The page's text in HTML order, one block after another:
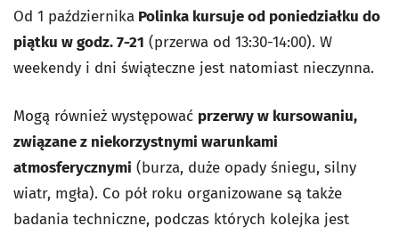
Od 1 października Polinka kursujeod poniedziałku do
piątku w godz. 7-21 (przerwa od 13:30-14:00). W
weekendy i dni świąteczne jest natomiast nieczynna.
Mogą również występować przerwy w kursowaniu,
związane z niekorzystnymi warunkami
atmosferycznymi (burza, duże opady śniegu, silny
wiatr, mgła). Co pół roku organizowane są także
badania techniczne, podczas których kolejka jest